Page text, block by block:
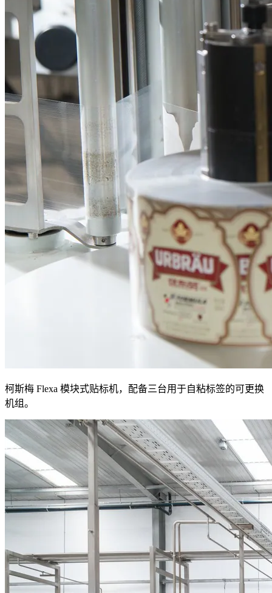
柯斯梅 Flexa 模块式贴标机，配备三台用于自粘标签的可更换
机组。